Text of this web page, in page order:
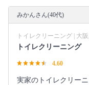
みかんさん(40代)
トイレクリーニング | 大
トイレクリーニング
4.60
実家のトイレクリー